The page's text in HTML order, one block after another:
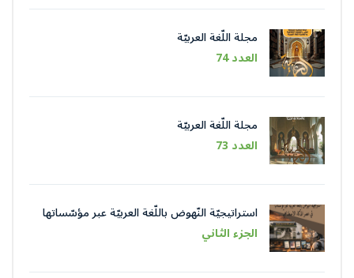
مجلة اللّغة العربيّة
العدد 74
مجلة اللّغة العربيّة
العدد 73
استراتيجيّة النّهوض باللّغة العربيّة عبر مؤسّساتها
في عصر الذّكاء الاصطناعيّ
الجزء الثاني